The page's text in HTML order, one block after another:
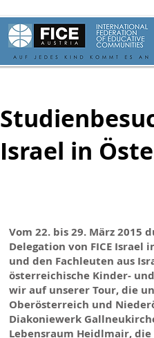
Israel in
Vom 22. bis 29. März 2015
Delegation von FICE
und den Fachleuten aus
österreichische Kinder-
wir auf unserer Tour, die
Oberösterreich und
Diakoniewerk
Lebensraum Heidlmair,